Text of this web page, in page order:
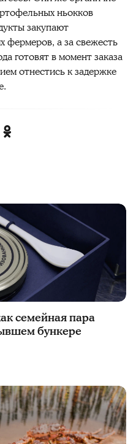
ньокков
закупают
фермеров, а за свежесть
готовят в момент заказа
отнестись к задержке
семейная пара
бункере